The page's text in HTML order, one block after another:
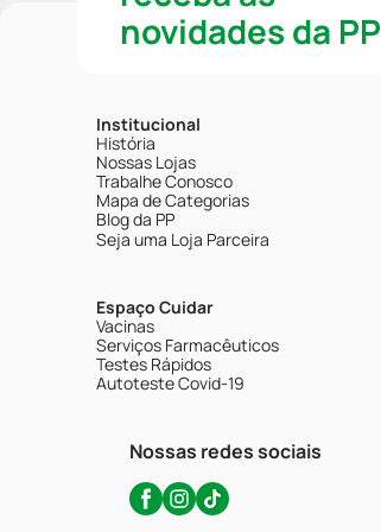
novidades da PP
Institucional
História
Nossas Lojas
Trabalhe Conosco
Mapa de Categorias
Blog da PP
Seja uma Loja Parceira
Espaço Cuidar
Vacinas
Serviços Farmacêuticos
Testes Rápidos
Autoteste Covid-19
Nossas redes sociais